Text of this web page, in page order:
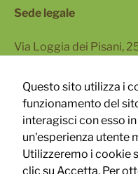
Sede legale
Via Loggia dei Pisani,
Via Turati 40, 20121
Questo sito utilizza i
funzionamento del
interagisci con esso
un'esperienza utente
Utilizzeremo i cookie
clic su Accetta. Per